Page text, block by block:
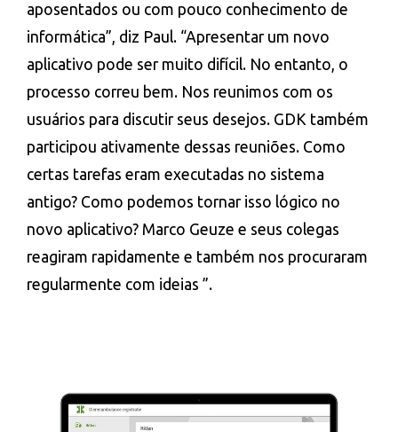
aposentados ou com pouco conhecimento de
informática”, diz Paul. “Apresentar um novo
aplicativo pode ser muito difícil. No entanto, o
processo correu bem. Nos reunimos com os
usuários para discutir seus desejos. GDK também
participou ativamente dessas reuniões. Como
certas tarefas eram executadas no sistema
antigo? Como podemos tornar isso lógico no
novo aplicativo? Marco Geuze e seus colegas
reagiram rapidamente e também nos procuraram
regularmente com ideias ”.